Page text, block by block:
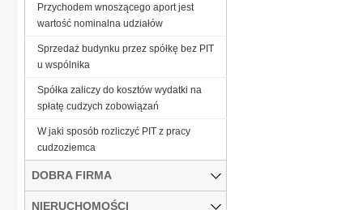
Przychodem wnoszącego aport jest
wartość nominalna udziałów
Sprzedaż budynku przez spółkę bez PIT
u wspólnika
Spółka zaliczy do kosztów wydatki na
spłatę cudzych zobowiązań
W jaki sposób rozliczyć PIT z pracy
cudzoziemca
DOBRA FIRMA
NIERUCHOMOŚCI